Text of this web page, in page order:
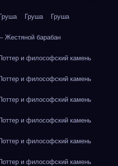
Груша Груша Груша
Жестяной барабан
и философский камень
и философский камень
и философский камень
и философский камень
и философский камень
и философский камень